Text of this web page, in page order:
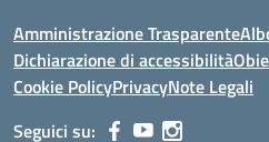
Amministrazione Trasparente
Dichiarazione di accessibilità
Cookie PolicyPrivacyNote Legali
Seguici su: